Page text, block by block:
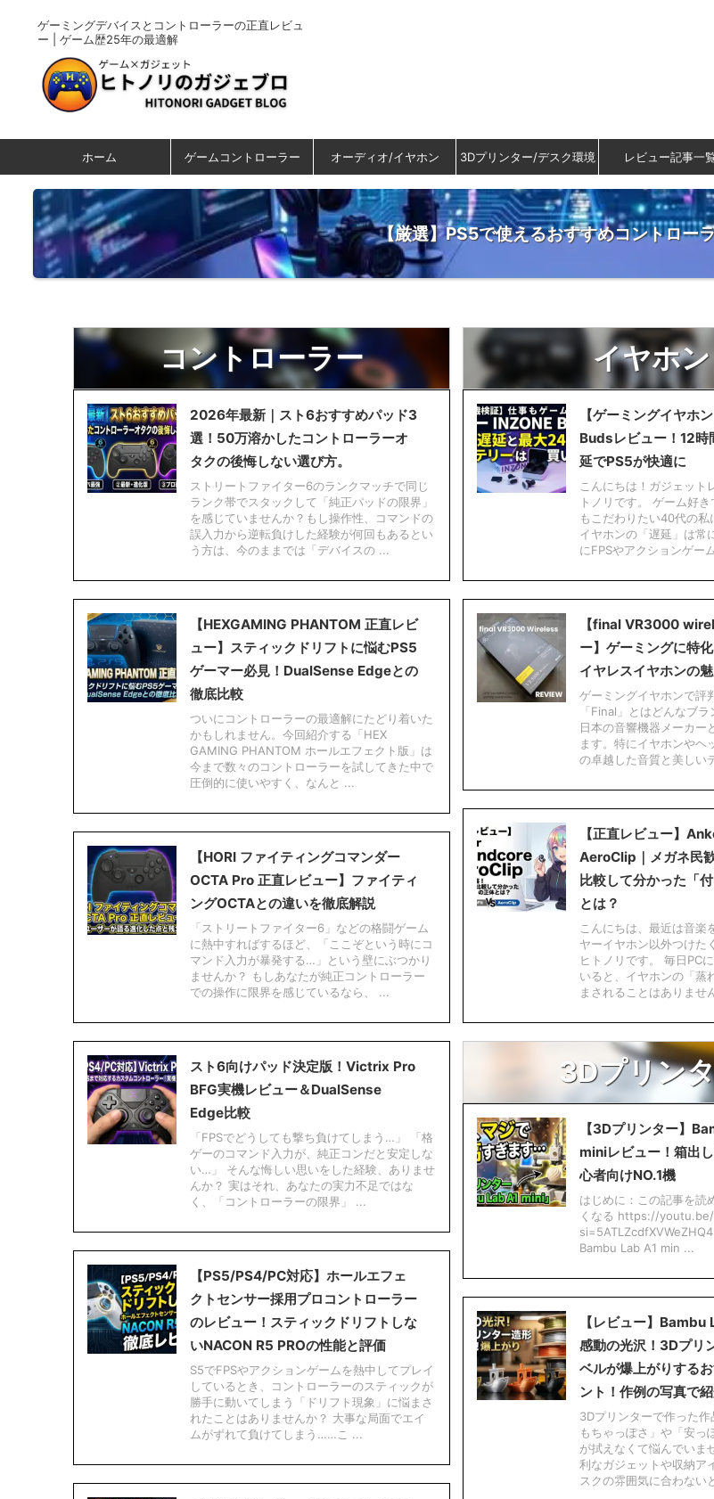
ゲーミングデバイスとコントローラーの正直レビュ
ー | ゲーム歴25年の最適解
ホーム ゲームコントローラー オーディオ/イヤホン 3Dプリンター/デスク環境 レビュー記事一
【厳選】PS5で使えるおすすめコントロー
コントローラー
2026年最新｜スト6おすすめパッド3
選！50万溶かしたコントローラーオ
タクの後悔しない選び方。
ストリートファイター6のランクマッチで同じ
ランク帯でスタックして「純正パッドの限界」
を感じていませんか？もし操作性、コマンドの
誤入力から逆転負けした経験が何回もあるとい
う方は、今のままでは「デバイスの ...
​【HEXGAMING PHANTOM 正直レビ
ュー】スティックドリフトに悩むPS5
ゲーマー必見！DualSense Edgeとの
徹底比較
ついにコントローラーの最適解にたどり着いた
かもしれません。今回紹介する「HEX
GAMING PHANTOM ホールエフェクト版」は
今まで数々のコントローラーを試してきた中で
圧倒的に使いやすく、なんと ...
【HORI ファイティングコマンダー
OCTA Pro 正直レビュー】ファイティ
ングOCTAとの違いを徹底解説
「ストリートファイター6」などの格闘ゲーム
に熱中すればするほど、「ここぞという時にコ
マンド入力が暴発する…」という壁にぶつかり
ませんか？ もしあなたが純正コントローラー
での操作に限界を感じているなら、 ...
スト6向けパッド決定版！Victrix Pro
BFG実機レビュー＆DualSense
Edge比較
「FPSでどうしても撃ち負けてしまう…」 「格
ゲーのコマンド入力が、純正コンだと安定しな
い…」 そんな悔しい思いをした経験、ありませ
んか？ 実はそれ、あなたの実力不足ではな
く、「コントローラーの限界」 ...
【PS5/PS4/PC対応】ホールエフェ
クトセンサー採用プロコントローラー
のレビュー！スティックドリフトしな
いNACON R5 PROの性能と評価
S5でFPSやアクションゲームを熱中してプレイ
しているとき、コントローラーのスティックが
勝手に動いてしまう「ドリフト現象」に悩まさ
れたことはありませんか？ 大事な局面でエイ
ムがずれて負けてしまう……こ ...
イヤホン
【ゲーミングイヤホ
Budsレビュー！12時
延でPS5が快適に
こんにちは！ガジェット
トノリです。 ゲーム好
もこだわりたい40代の私
イヤホンの「遅延」は常
にFPSやアクションゲー
【final VR3000
ー】ゲーミングに特
イヤレスイヤホンの
ゲーミングイヤホンで評
「Final」とはどんなブラ
日本の音響機器メーカー
ます。特にイヤホンやヘ
の卓越した音質と美しい
【正直レビュー】
AeroClip｜メガネ民
比較して分かった「
とは？
こんにちは、最近は音楽
ヤーイヤホン以外つけた
ヒトノリです。 毎日PC
いると、イヤホンの「蒸
まされることはありませ
3Dプリン
【3Dプリンター】
miniレビュー！箱出
心者向けNO.1機
はじめに：この記事を読
くなる https://
Bambu Lab A1 min ...
【レビュー】
感動の光沢！3Dプリ
ベルが爆上がりする
ント！作例の写真で
3Dプリンターで作った
もちゃっぽさ」や「安っ
が拭えなくて悩んでいま
利なガジェットや収納ア
スクの雰囲気に合わない